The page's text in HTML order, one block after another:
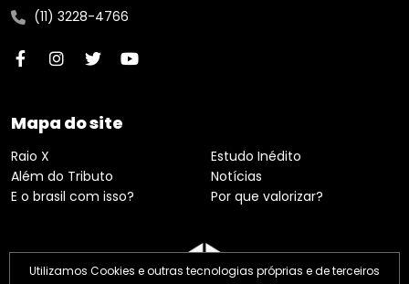
(11) 3228-4766
Mapa do site
Raio X
Além do Tributo
E o brasil com isso?
Estudo Inédito
Notícias
Por que valorizar?
Utilizamos Cookies e outras tecnologias próprias e de terceiros